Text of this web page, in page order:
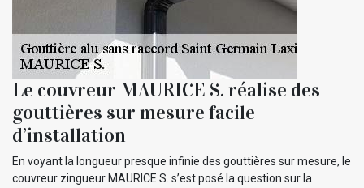
Le couvreur MAURICE S. réalise des
gouttières sur mesure facile
d’installation
En voyant la longueur presque infinie des gouttières sur mesure, le
couvreur zingueur MAURICE S. s’est posé la question sur la